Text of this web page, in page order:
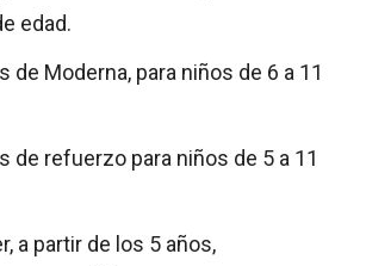
edad.
de Moderna, para niños de 6 a 11
de refuerzo para niños de 5 a 11
a partir de los 5 años,